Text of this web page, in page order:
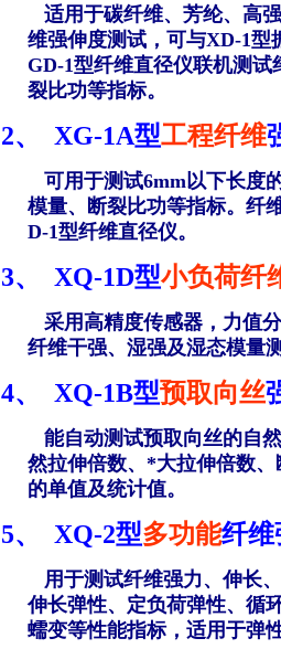
适用于碳纤维、芳纶、高
维强伸度测试，可与XD-1型
GD-1型纤维直径仪联机测试
裂比功等指标。
2、 XG-1A型工程纤维
可用于测试6mm以下长度
模量、断裂比功等指标。纤
D-1型纤维直径仪。
3、 XQ-1D型小负荷纤
采用高精度传感器，力值
纤维干强、湿强及湿态模量
4、 XQ-1B型预取向丝
能自动测试预取向丝的自
然拉伸倍数、*大拉伸倍数
的单值及统计值。
5、 XQ-2型多功能纤维
用于测试纤维强力、伸长
伸长弹性、定负荷弹性、循
蠕变等性能指标，适用于弹